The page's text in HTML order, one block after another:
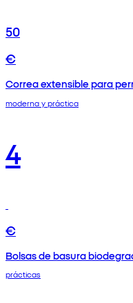
50
€
Correa extensible para
moderna y práctica
4
€
Bolsas de basura
prácticas